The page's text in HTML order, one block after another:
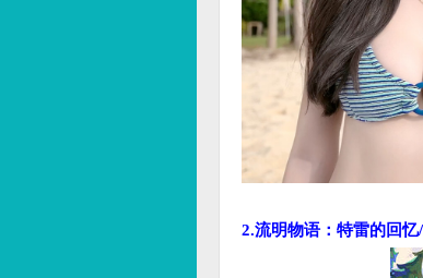
2.流明物语：特雷的回